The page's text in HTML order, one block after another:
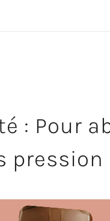
: Pour
pression